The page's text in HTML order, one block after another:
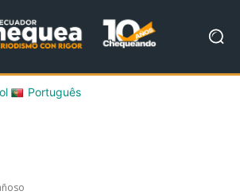
Português